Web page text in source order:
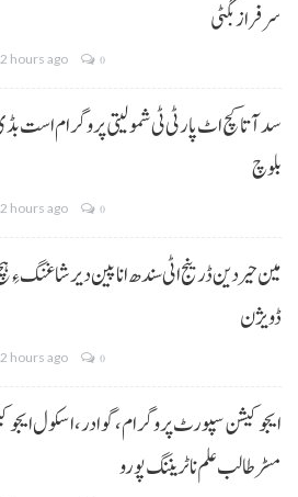
سرفراز بگٹی
2 hours ago 0
سد آتا کچ اٹ پارٹی ٹی شمولیتی پروگرام است
بلوچ
2 hours ago 0
مین حیردین ڈرینج اٹی سندھ انا پین دیر شاغنگ ءِ
ڈویژن
2 hours ago 0
مسڑ طالب علم نا ٹریننگ پورو